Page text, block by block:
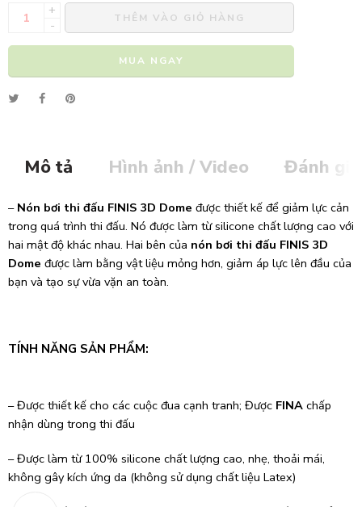
+
-
THÊM VÀO GIỎ HÀNG
MUA NGAY
Alternative:
Mô tả Hình ảnh / Video Đánh
– Nón bơi thi đấu FINIS 3D Dome được thiết kế để giảm lực cản
trong quá trình thi đấu. Nó được làm từ silicone chất lượng cao với
hai mật độ khác nhau. Hai bên của nón bơi thi đấu FINIS 3D
Dome được làm bằng vật liệu mỏng hơn, giảm áp lực lên đầu của
bạn và tạo sự vừa vặn an toàn.
TÍNH NĂNG SẢN PHẨM:
– Được thiết kế cho các cuộc đua cạnh tranh; Được FINA chấp
nhận dùng trong thi đấu
– Được làm từ 100% silicone chất lượng cao, nhẹ, thoải mái,
không gây kích ứng da (không sử dụng chất liệu Latex)